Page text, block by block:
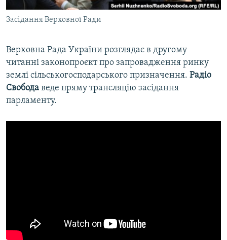
СВІДЧЕННЯ ОКУПАЦІЇ
УКРАЇНСЬКА ПРОБЛЕМА КРИМУ
Qırımtatar
Усі сайти RFE/RL
Засідання Верховної Ради
Верховна Рада України розглядає в другому
читанні законопроєкт про запровадження ринку
землі сільськогосподарського призначення. Радіо
Свобода веде пряму трансляцію засідання
парламенту.